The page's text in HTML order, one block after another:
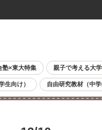
塾×東大特集 親子で考える大
生向け） 自由研究教材（中学